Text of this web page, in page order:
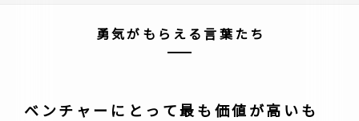
勇気がもらえる言葉たち
ベンチャーにとって最も価値が高いも